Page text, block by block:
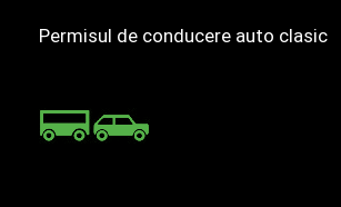
Permisul de conducere auto clasic